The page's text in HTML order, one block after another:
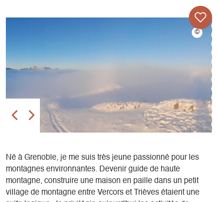
Né à Grenoble, je me suis très jeune passionné pour les
montagnes environnantes. Devenir guide de haute
montagne, construire une maison en paille dans un petit
village de montagne entre Vercors et Trièves étaient une